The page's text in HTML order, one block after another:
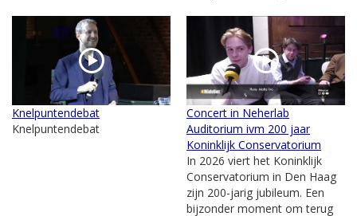
Knelpuntendebat
Knelpuntendebat
Concert in Neherlab
Auditorium ivm 200 jaar
Koninklijk Conservatorium
In 2026 viert het Koninklijk
Conservatorium in Den Haag
zijn 200-jarig jubileum. Een
bijzonder moment om terug